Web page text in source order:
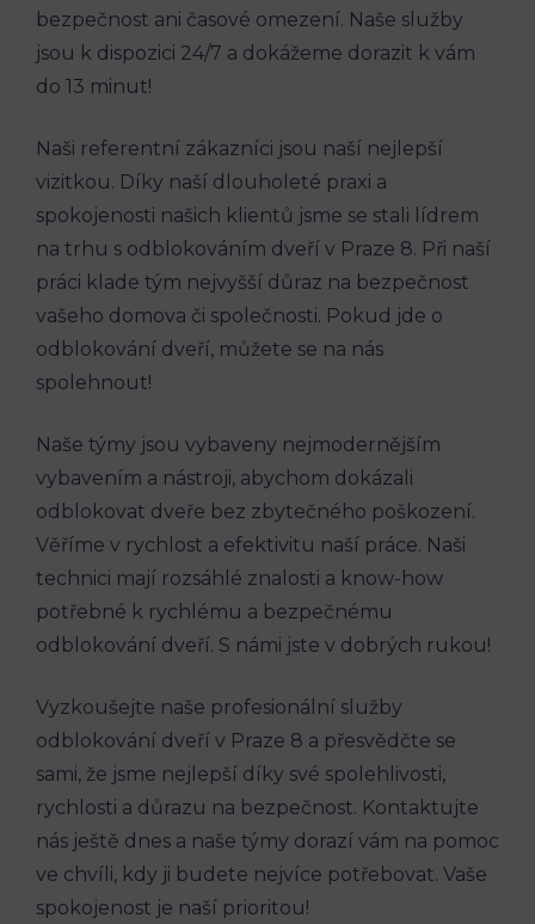
bezpečnost ani časové omezení. Naše služby
jsou k dispozici 24/7 a dokážeme dorazit k vám
do 13 minut!
Naši referentní zákazníci jsou naší nejlepší
vizitkou. Díky naší dlouholeté praxi a
spokojenosti našich klientů jsme se stali lídrem
na trhu s odblokováním dveří v Praze 8. Při naší
práci klade tým nejvyšší důraz na bezpečnost
vašeho domova či společnosti. Pokud jde o
odblokování dveří, můžete se na nás
spolehnout!
Naše týmy jsou vybaveny nejmodernějším
vybavením a nástroji, abychom dokázali
odblokovat dveře bez zbytečného poškození.
Věříme v rychlost a efektivitu naší práce. Naši
technici mají rozsáhlé znalosti a know-how
potřebné k rychlému a bezpečnému
odblokování dveří. S námi jste v dobrých rukou!
Vyzkoušejte naše profesionální služby
odblokování dveří v Praze 8 a přesvědčte se
sami, že jsme nejlepší díky své spolehlivosti,
rychlosti a důrazu na bezpečnost. Kontaktujte
nás ještě dnes a naše týmy dorazí vám na pomoc
ve chvíli, kdy ji budete nejvíce potřebovat. Vaše
spokojenost je naší prioritou!